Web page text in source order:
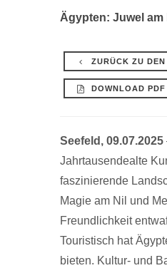
Ägypten: Juwel am
ZURÜCK ZU
DOWNLOAD PDF
Seefeld, 09.07.2025
Jahrtausendealte
faszinierende
Magie am Nil und
Freundlichkeit
Touristisch hat
bieten. Kultur- und